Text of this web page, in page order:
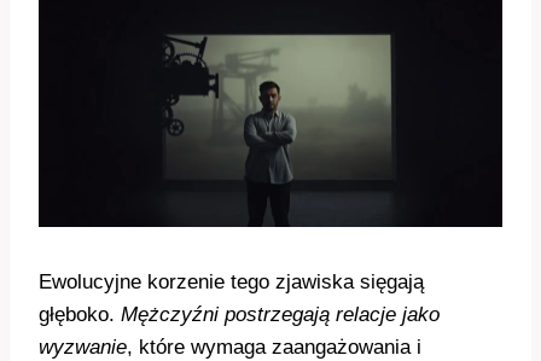
Ewolucyjne korzenie tego zjawiska sięgają
głęboko. Mężczyźni postrzegają relacje jako
wyzwanie, które wymaga zaangażowania i